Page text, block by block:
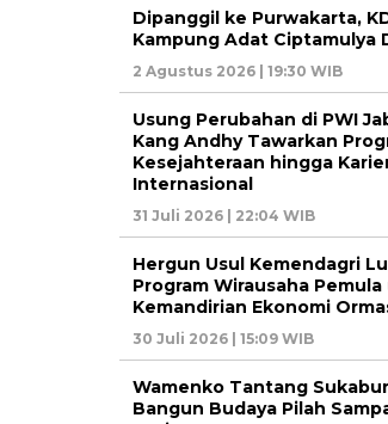
Dipanggil ke Purwakarta,
Kampung Adat Ciptamulya
2 Agustus 2026 | 19:30 WIB
Usung Perubahan di PWI
Kang Andhy Tawarkan
Kesejahteraan hingga
Internasional
31 Juli 2026 | 22:04 WIB
Hergun Usul Kemendagri
Program Wirausaha
Kemandirian Ekonomi
30 Juli 2026 | 15:09 WIB
Wamenko Tantang
Bangun Budaya Pilah